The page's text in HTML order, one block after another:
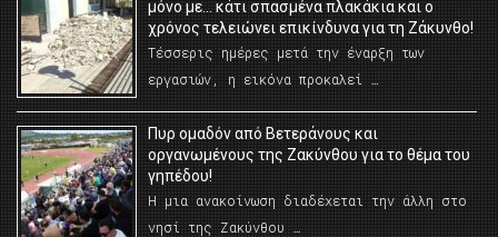
μόνο με… κάτι σπασμένα πλακάκια και ο
χρόνος τελειώνει επικίνδυνα για τη Ζάκυνθο!
Τέσσερις ημέρες μετά την έναρξη των
εργασιών, η εικόνα προκαλεί …
Πυρ ομαδόν από Βετεράνους και
οργανωμένους της Ζακύνθου για το θέμα του
γηπέδου!
Η μια ανακοίνωση διαδέχεται την άλλη στο
νησί της Ζακύνθου …